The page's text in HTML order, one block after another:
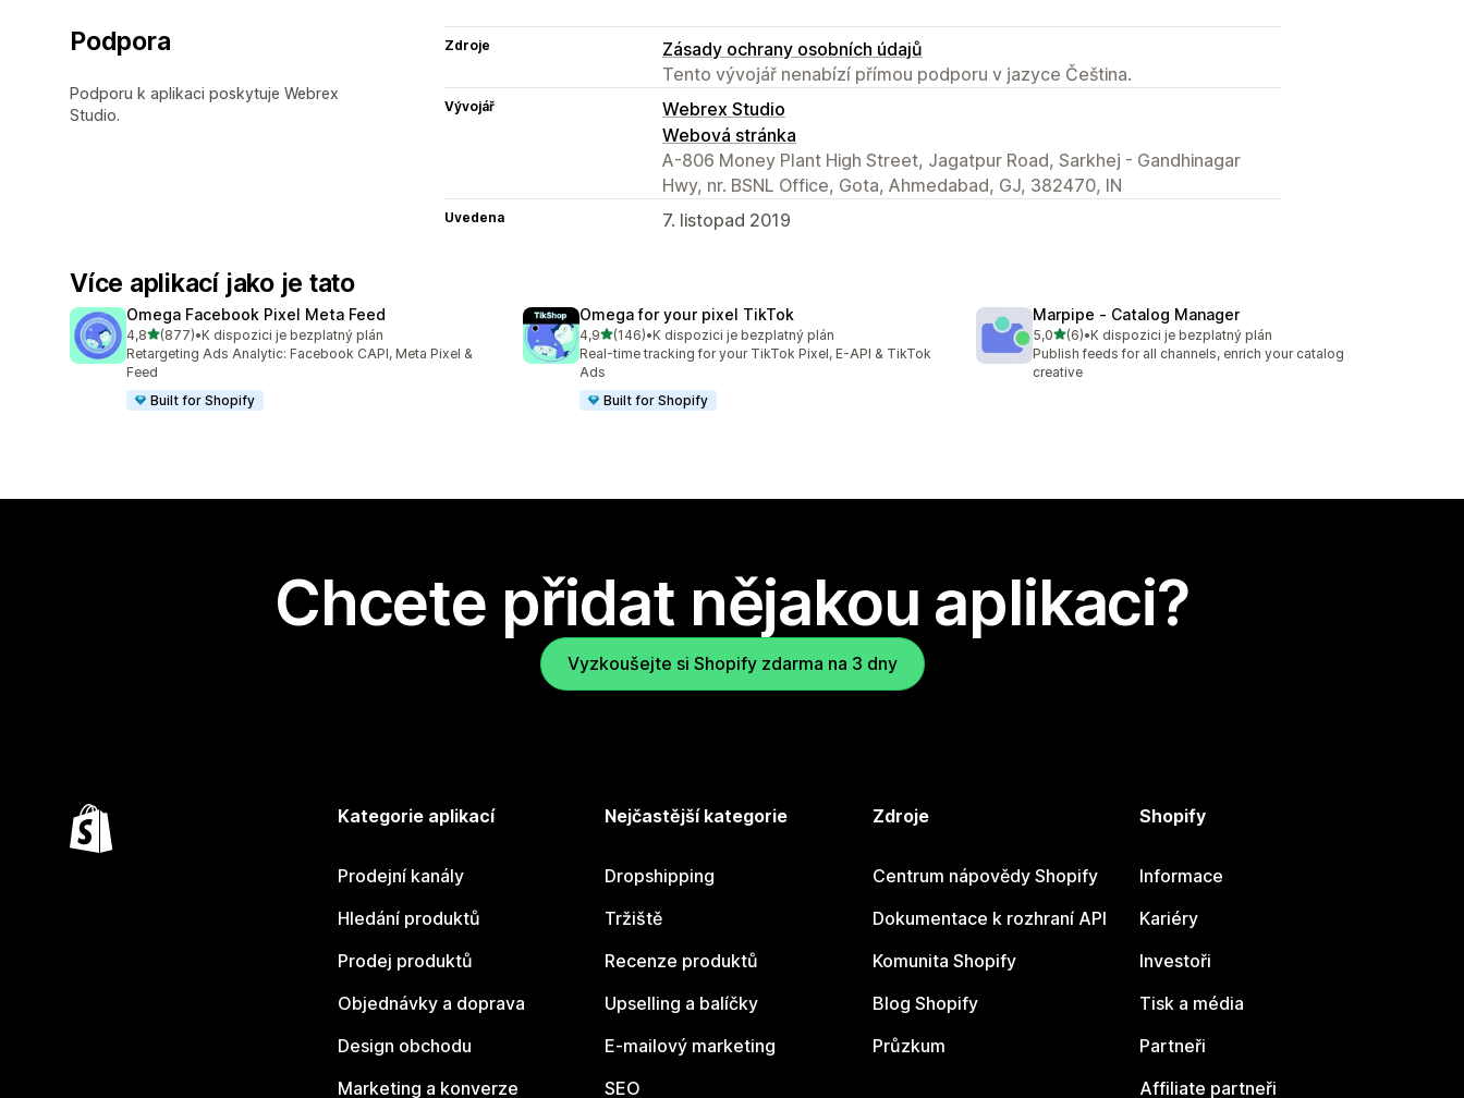
Podpora
Podporu k aplikaci poskytuje Webrex
Studio.
Zdroje
Zásady ochrany osobních údajů
Tento vývojář nenabízí přímou podporu v jazyce Čeština.
Vývojář
Webrex Studio
Webová stránka
A-806 Money Plant High Street, Jagatpur Road, Sarkhej - Gandhinagar
Hwy, nr. BSNL Office, Gota, Ahmedabad, GJ, 382470, IN
Uvedena 7. listopad 2019
Více aplikací jako je tato
Omega Facebook Pixel Meta Feed
4,8z 5 hvězd
(877)
Celkový počet recenzí: 877
•K dispozici je bezplatný plán
Retargeting Ads Analytic: Facebook CAPI, Meta Pixel &
Feed
Built for Shopify
Omega for your pixel TikTok
4,9z 5 hvězd
(146)
Celkový počet recenzí: 146
•K dispozici je bezplatný plán
Real-time tracking for your TikTok Pixel, E-API & TikTok
Ads
Built for Shopify
Marpipe ‑ Catalog Manager
5,0z 5 hvězd
(6)
Celkový počet recenzí: 6
•K dispozici je bezplatný plán
Publish feeds for all channels, enrich your catalog
creative
Chcete přidat nějakou aplikaci?
Vyzkoušejte si Shopify zdarma na 3 dny
Kategorie aplikací
Prodejní kanály
Hledání produktů
Prodej produktů
Objednávky a doprava
Design obchodu
Marketing a konverze
Nejčastější kategorie
Dropshipping
Tržiště
Recenze produktů
Upselling a balíčky
E-mailový marketing
SEO
Zdroje
Centrum nápovědy Shopify
Dokumentace k rozhraní API
Komunita Shopify
Blog Shopify
Průzkum
Shopify
Informace
Kariéry
Investoři
Tisk a média
Partneři
Affiliate partneři